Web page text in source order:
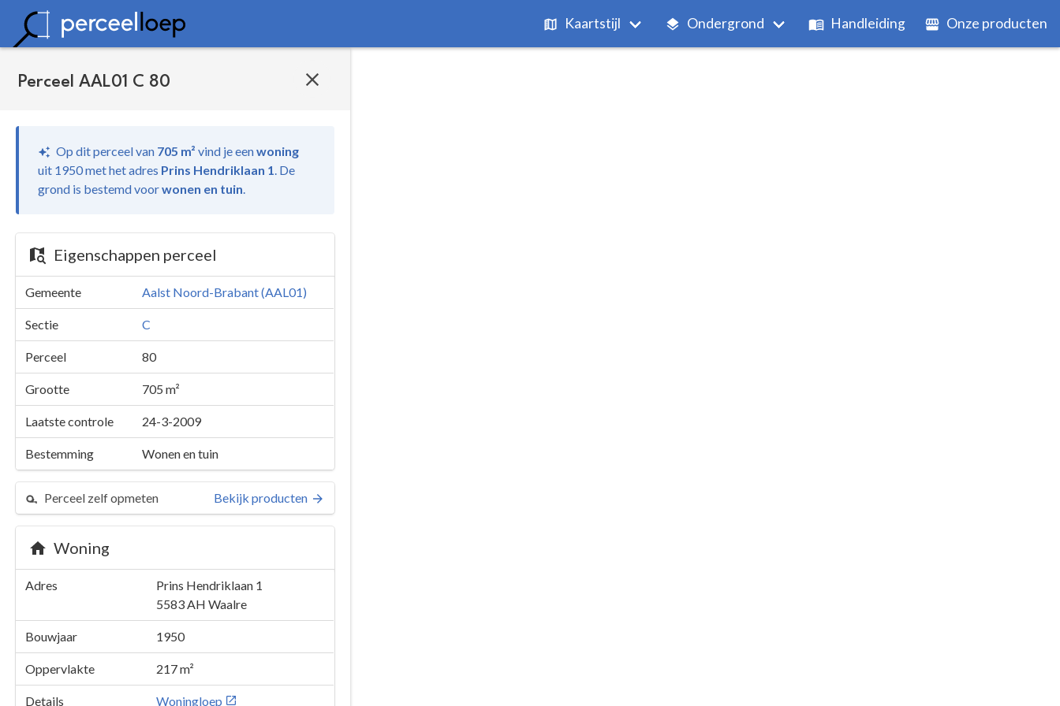
Kaartstijl Ondergrond Handleiding Onze producten
Perceel AAL01 C 80
Op dit perceel van 705 m² vind jeeenwoning
uit 1950 met het adres Prins Hendriklaan 1. De
grond is bestemd voorwonen en tuin.
Eigenschappen perceel
Gemeente Aalst Noord-Brabant (AAL01)
Sectie C
Perceel 80
Grootte 705 m²
Laatste controle 24-3-2009
Bestemming Wonen en tuin
Perceel zelf opmeten Bekijk producten
Woning
Adres
Prins Hendriklaan 1
5583 AH Waalre
Bouwjaar 1950
Oppervlakte 217 m²
Details Woningloep